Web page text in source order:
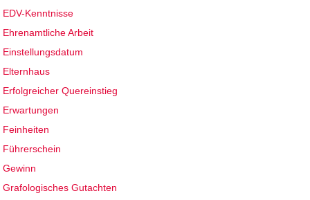
EDV-Kenntnisse
Ehrenamtliche Arbeit
Einstellungsdatum
Elternhaus
Erfolgreicher Quereinstieg
Erwartungen
Feinheiten
Führerschein
Gewinn
Grafologisches Gutachten